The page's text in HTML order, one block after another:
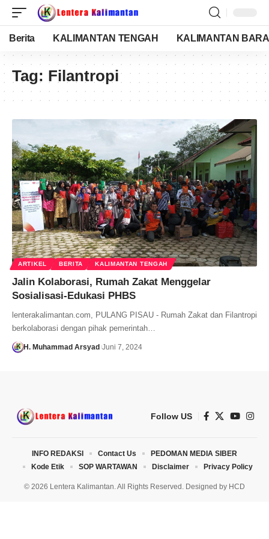
Berita KALIMANTAN TENGAH KALIMANTAN
Tag: Filantropi
ARTIKEL BERITA KALIMANTAN TENGAH
Jalin Kolaborasi, Rumah Zakat Menggelar
Sosialisasi-Edukasi PHBS
lenterakalimantan.com, PULANG PISAU - Rumah Zakat dan Filantropi
berkolaborasi dengan pihak pemerintah…
H. Muhammad Arsyad Juni 7, 2024
Follow US
© 2026 Lentera Kalimantan. All Rights Reserved. Designed by HCD
INFO REDAKSI Contact Us
PEDOMAN MEDIA SIBER
Kode Etik
SOP WARTAWAN Disclaimer Privacy Policy